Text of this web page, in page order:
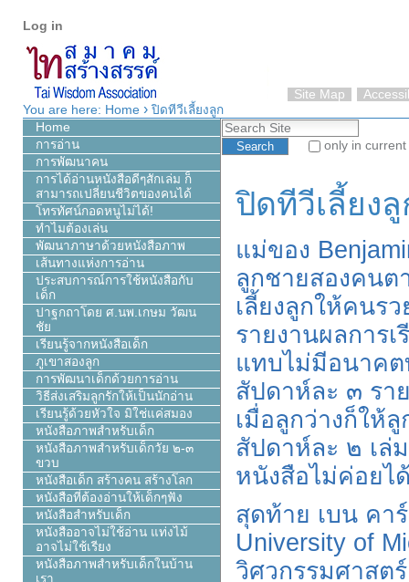
content.
Skip
to
navigation
Site Map
tools
Log in
You are here: Home ›ปิดทีวีเลี้ยงลูก
Search Site
only in current
ปิดทีวีเลี้ยงลู
แม่ของ
ลูกชายสองคนต
เลี้ยงลูกให้คนร
รายงานผลการ
แทบไม่มีอนาคต
สัปดาห์ละ ๓ รา
เมื่อลูกว่างก็ให้
สัปดาห์ละ ๒ เล่
หนังสือไม่ค่อยไ
สุดท้าย เบน คา
University of
วิศวกรรมศาสต
Home
การอ่าน
การพัฒนาคน
การได้อ่านหนังสือดีๆสักเล่ม ก็
สามารถเปลี่ยนชีวิตของคนได้
โทรทัศน์กอดหนูไม่ได้!
ทำไมต้องเล่น
พัฒนาภาษาด้วยหนังสือภาพ
เส้นทางแห่งการอ่าน
ประสบการณ์การใช้หนังสือกับ
เด็ก
ปาฐกถาโดย ศ.นพ.เกษม วัฒน
ชัย
เรียนรู้จากหนังสือเด็ก
ภูเขาสองลูก
การพัฒนาเด็กด้วยการอ่าน
วิธีส่งเสริมลูกรักให้เป็นนักอ่าน
เรียนรู้ด้วยหัวใจ มิใช่แค่สมอง
หนังสือภาพสำหรับเด็ก
หนังสือภาพสำหรับเด็กวัย ๒-๓
ขวบ
หนังสือเด็ก สร้างคน สร้างโลก
หนังสือที่ต้องอ่านให้เด็กๆฟัง
หนังสือสำหรับเด็ก
หนังสืออาจไม่ใช้อ่าน แท่งไม้
อาจไม่ใช้เรียง
หนังสือภาพสำหรับเด็กในบ้าน
เรา